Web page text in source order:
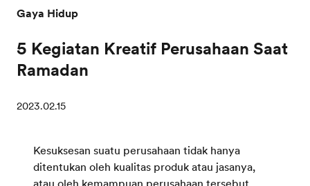
Gaya Hidup
5 Kegiatan Kreatif Perusahaan Saat
Ramadan
2023.02.15
Kesuksesan suatu perusahaan tidak hanya
ditentukan oleh kualitas produk atau jasanya,
atau oleh kemampuan perusahaan tersebut